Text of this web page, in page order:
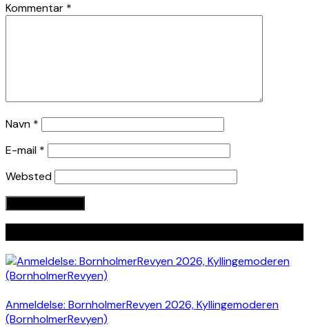
Kommentar *
Navn *
E-mail *
Websted
Anmeldelse: BornholmerRevyen 2026, Kyllingemoderen
(BornholmerRevyen)